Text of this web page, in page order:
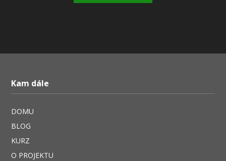
Kam dále
DOMU
BLOG
KURZ
O PROJEKTU